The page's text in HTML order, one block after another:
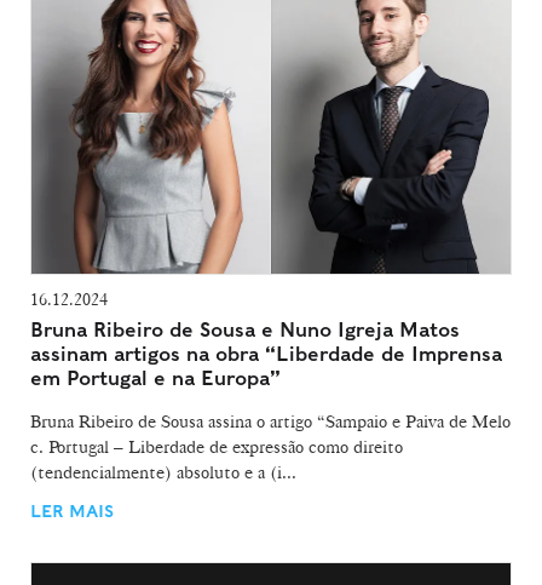
16.12.2024
Bruna Ribeiro de Sousa e Nuno Igreja Matos
assinam artigos na obra “Liberdade de Imprensa
em Portugal e na Europa”
Bruna Ribeiro de Sousa assina o artigo “Sampaio e Paiva de Melo
c. Portugal – Liberdade de expressão como direito
(tendencialmente) absoluto e a (i...
LER MAIS